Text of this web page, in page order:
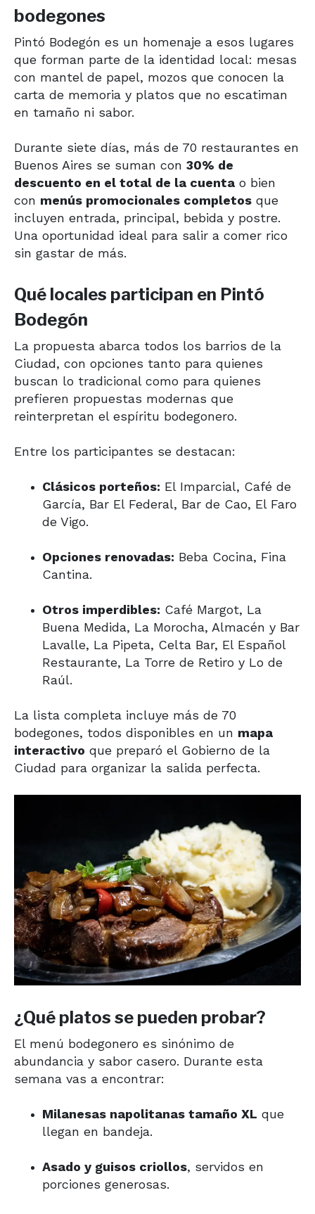
bodegones
Pintó Bodegón es un homenaje a esos lugares
que forman parte de la identidad local: mesas
con mantel de papel, mozos que conocen la
carta de memoria y platos que no escatiman
en tamaño ni sabor.
Durante siete días, más de 70 restaurantes en
Buenos Aires se suman con 30% de
descuento en el total de la cuenta o bien
con menús promocionales completos que
incluyen entrada, principal, bebida y postre.
Una oportunidad ideal para salir a comer rico
sin gastar de más.
Qué locales participan en Pintó
Bodegón
La propuesta abarca todos los barrios de la
Ciudad, con opciones tanto para quienes
buscan lo tradicional como para quienes
prefieren propuestas modernas que
reinterpretan el espíritu bodegonero.
Entre los participantes se destacan:
Clásicos porteños: El Imparcial, Café de
García, Bar El Federal, Bar de Cao, El Faro
de Vigo.
Opciones renovadas: Beba Cocina, Fina
Cantina.
Otros imperdibles: Café Margot, La
Buena Medida, La Morocha, Almacén y Bar
Lavalle, La Pipeta, Celta Bar, El Español
Restaurante, La Torre de Retiro y Lo de
Raúl.
La lista completa incluye más de 70
bodegones, todos disponibles en un mapa
interactivo que preparó el Gobierno de la
Ciudad para organizar la salida perfecta.
¿Qué platos se pueden probar?
El menú bodegonero es sinónimo de
abundancia y sabor casero. Durante esta
semana vas a encontrar:
Milanesas napolitanas tamaño XL que
llegan en bandeja.
Asado y guisos criollos, servidos en
porciones generosas.